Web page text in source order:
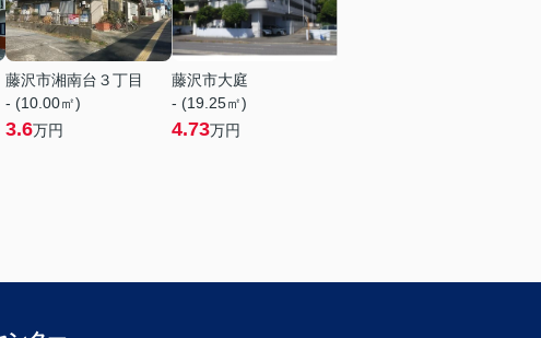
藤沢市湘南台３丁目
- (10.00㎡)
3.6万円
藤沢市大庭
- (19.25㎡)
4.73万円